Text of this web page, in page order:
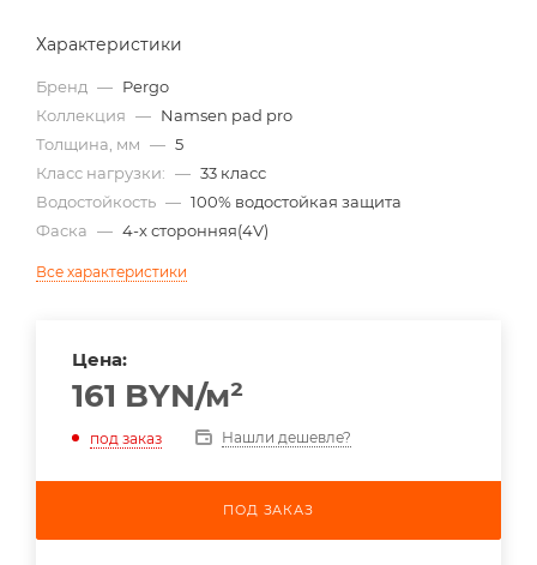
Характеристики
Бренд — Pergo
Коллекция — Namsen pad pro
Толщина, мм — 5
Класс нагрузки: — 33 класс
Водостойкость — 100% водостойкая защита
Фаска — 4-х сторонняя(4V)
Все характеристики
Цена:
161 BYN/м²
под заказ Нашли дешевле?
ПОД ЗАКАЗ